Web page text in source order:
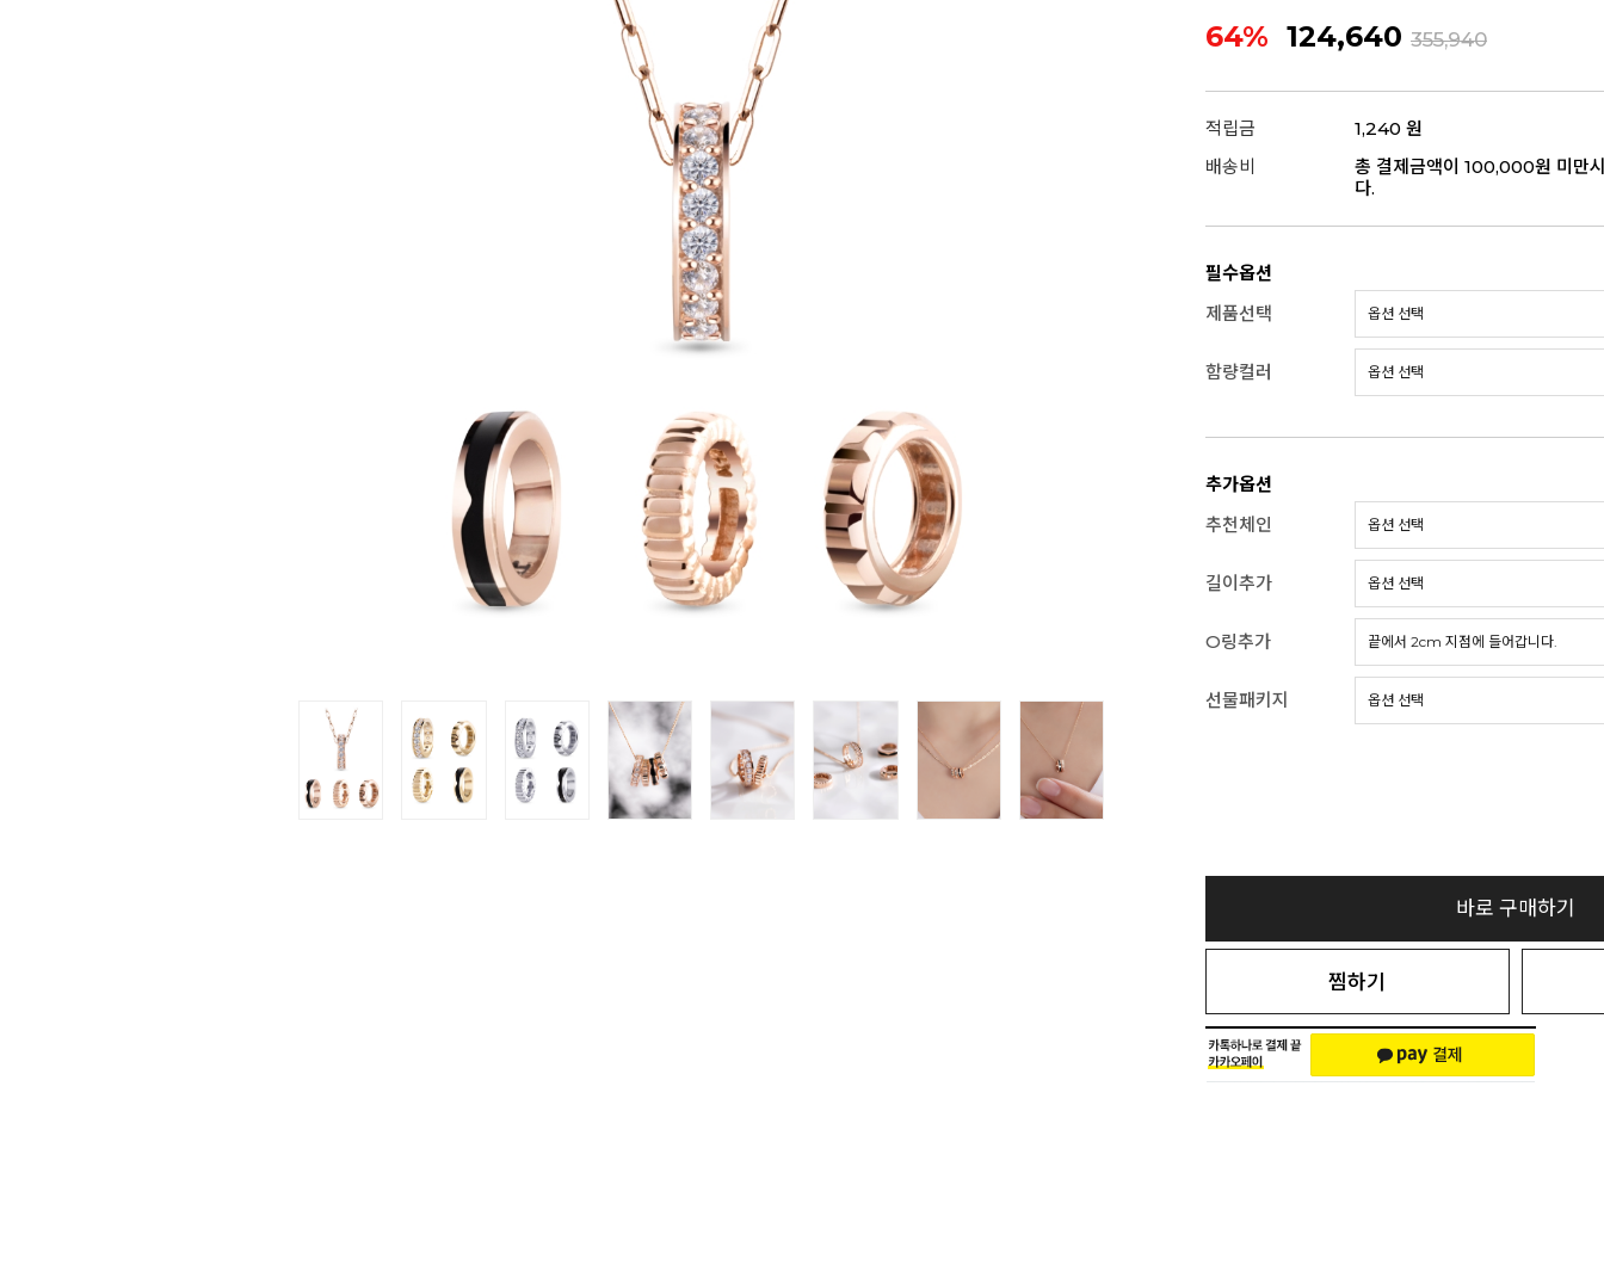
64% 124,640 355,940
적립금
1,240 원
배송비
총 결제금액이 100,000원 미만
다.
필수옵션
제품선택
함량컬러
추가옵션
추천체인
길이추가
O링추가
선물패키지
바로 구매하기
찜하기